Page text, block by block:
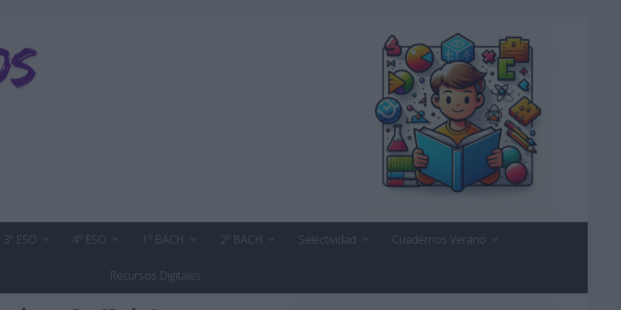
3º ESO 4º ESO 1º BACH 2º BACH Selectividad Cuadernos Verano
Recursos Digitales